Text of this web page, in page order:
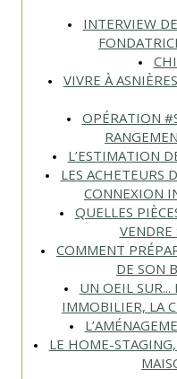
INTERVIEW
VIVRE À
OPÉRATION
L’ESTIMATION
LES ACHETEURS
CONNEXION
QUELLES
COMMENT
DE SON
UN OEIL SUR...
IMMOBILIER, LA
LE HOME-